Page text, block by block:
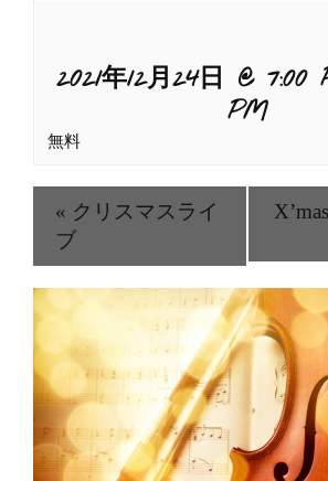
2021年12月24日 @ 7:00
PM
無料
« クリスマスライ
ブ